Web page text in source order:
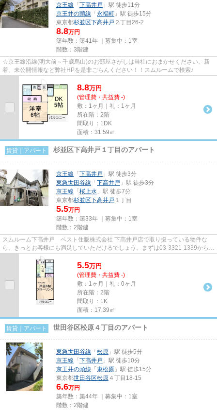
京王線 「 下高井戸 」駅 徒歩11分
京王井の頭線 「 永福町 」駅 徒歩15分
東京都杉並区下高井戸 ２丁目26-2
8.8万円
築年数：築41年 ｜募集中： 1室
階数：3階建
☆京王線沿線(明大前～千歳烏山)のお部屋さがしは当社におまかせください。新
着、未公開情報など弊社HPを是非ごらんください！！スムルームで検索♪
8.8万円
(管理費・共益費 -)
敷：1ヶ月｜礼：1ヶ月
所在階：2階
間取り：1DK
面積：31.59㎡
賃貸｜アパート 杉並区下高井戸１丁目のアパート
京王線 「 下高井戸 」駅 徒歩3分
東急世田谷線 「 下高井戸 」駅 徒歩3分
京王線 「 桜上水 」駅 徒歩7分
東京都杉並区下高井戸 １丁目
5.5万円
築年数：築33年 ｜募集中： 1室
階数：2階建
スムルーム下高井戸 ベスト住販株式会社 下高井戸店で取り扱っている物件な
ら、きっとお客様にも満足していただけるでしょう。まずは03-3321-1339からお
問い合わせ下さい。
5.5万円
(管理費・共益費 -)
敷：1ヶ月｜礼：0ヶ月
所在階：2階
間取り：1K
面積：17.39㎡
賃貸｜アパート 世田谷区松原４丁目のアパート
東急世田谷線 「 松原 」駅 徒歩5分
京王線 「 下高井戸 」駅 徒歩10分
京王井の頭線 「 東松原 」駅 徒歩15分
東京都世田谷区松原 ４丁目18-15
6.6万円
築年数：築44年 ｜募集中： 1室
階数：2階建